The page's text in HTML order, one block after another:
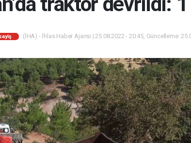
(İHA) - İhlas Haber Ajansı | 25.08.2022 - 20:45, Güncelleme: